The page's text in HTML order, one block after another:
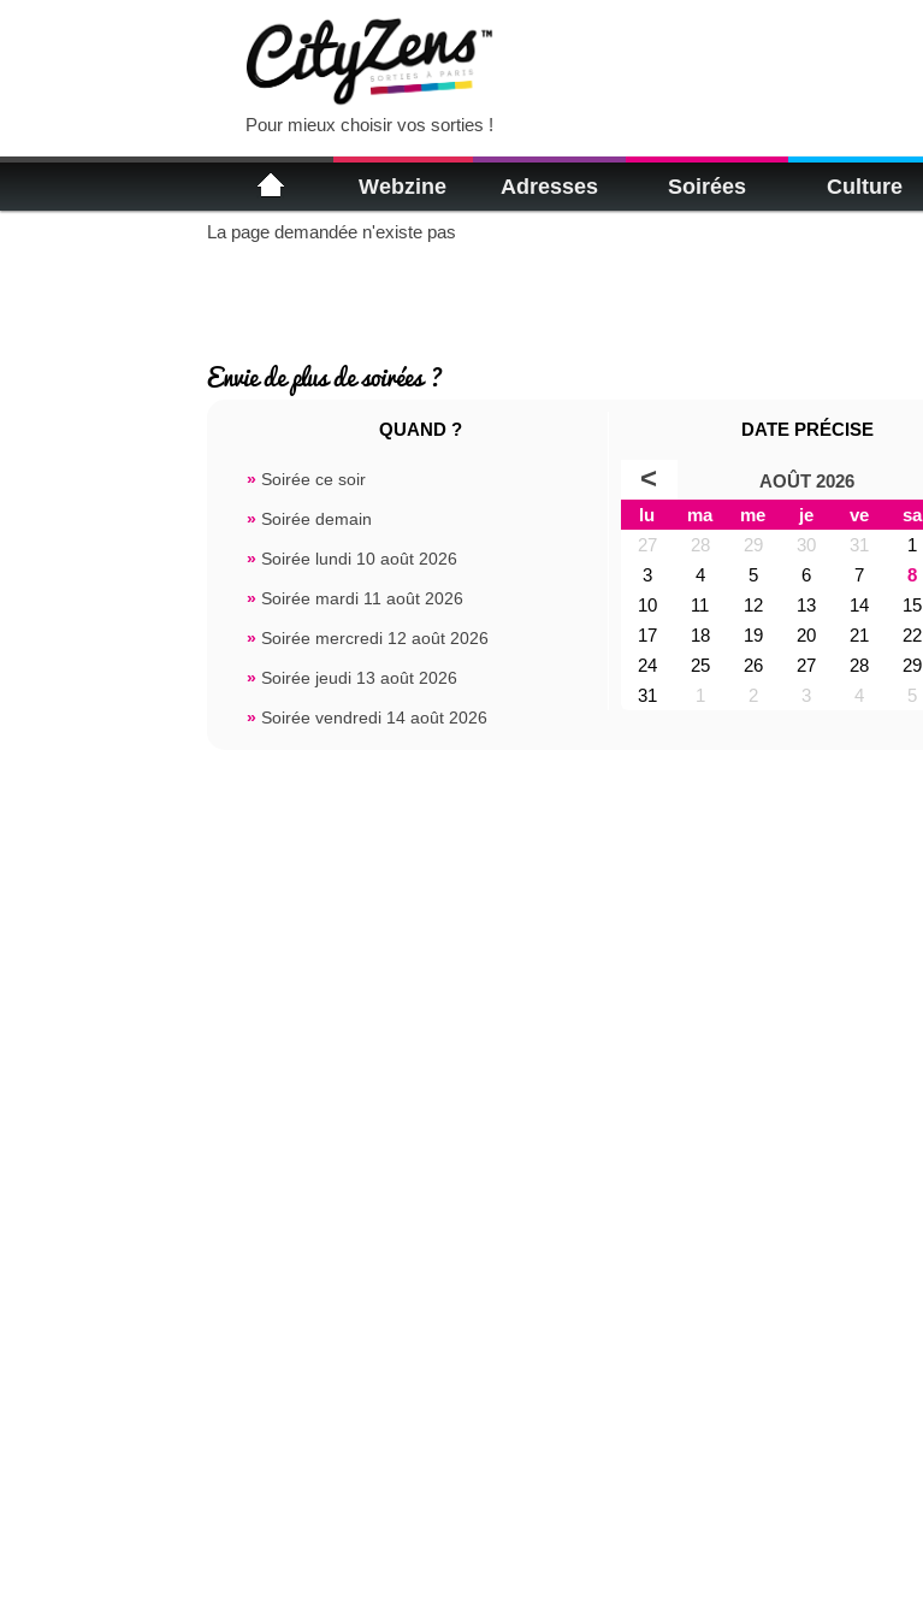
Pour mieux choisir vos sorties !
Webzine Adresses Soirées Culture
La page demandée n'existe pas
Envie de plus de soirées ?
QUAND ?
» Soirée ce soir
» Soirée demain
» Soirée lundi 10 août 2026
» Soirée mardi 11 août 2026
» Soirée mercredi 12 août 2026
» Soirée jeudi 13 août 2026
» Soirée vendredi 14 août 2026
DATE PRÉCISE
< AOÛT 2026
lu ma me je ve sa
27
28 29 30 31 1
3
4 5 6 7 8
10
11 12 13 14 15
17
18 19 20 21 22
24
25 26 27 28 29
31
1 2 3 4 5